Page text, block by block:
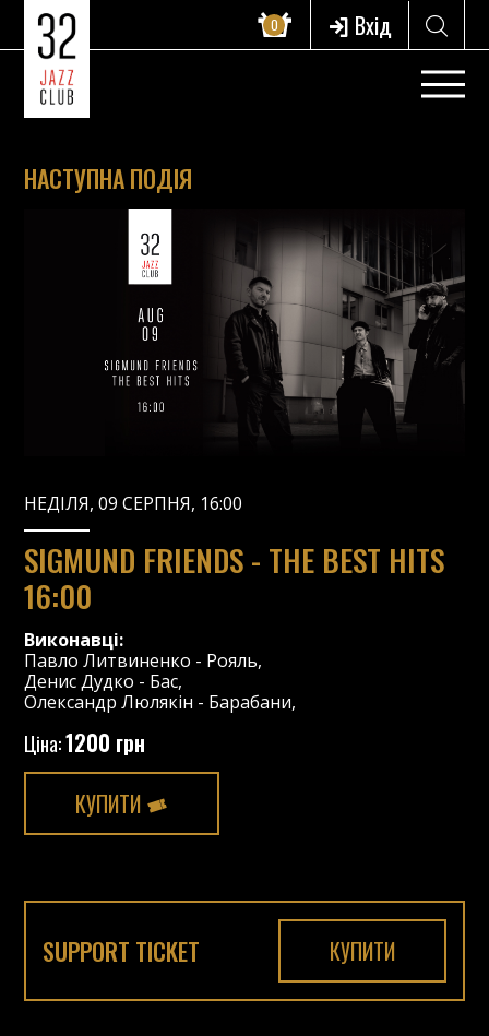
0 Вхід
НАСТУПНА ПОДІЯ
НЕДІЛЯ, 09 СЕРПНЯ, 16:00
SIGMUND FRIENDS - THE BEST HITS
16:00
Виконавці:
Павло Литвиненко - Рояль,
Денис Дудко - Бас,
Олександр Люлякін - Барабани,
Ціна:1200 грн
КУПИТИ
SUPPORT TICKET КУПИТИ